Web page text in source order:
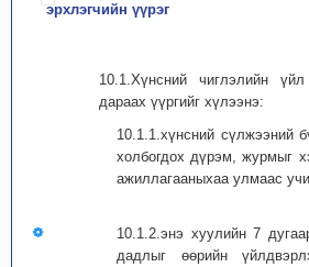
эрхлэгчийн үүрэг
10.1.Хүнсний чиглэлийн
дараах үүргийг хүлээнэ:
10.1.1.хүнсний сүлжээний
холбогдох дүрэм, журмыг
ажиллагааныхаа улмаас
10.1.2.энэ хуулийн 7
дадлыг өөрийн